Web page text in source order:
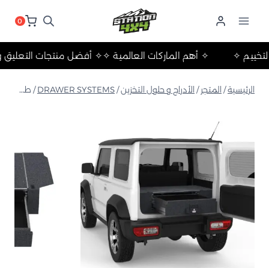
0
✧ أفضل منتجات✧ أهم الماركات العالمية ✧ والتخييم ✧
الرئيسية/ المتجر / الأدراج و حلول التخزين/
DRAWER SYSTEMS
/ طقم أرضية درج خلفي لسيارة سوزوكي جيمني